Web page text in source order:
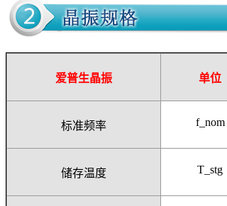
爱普生晶振 单位
标准频率 f_nom
储存温度 T_stg